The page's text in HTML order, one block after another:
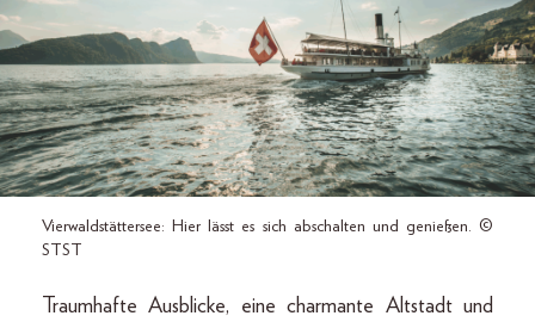
Vierwaldstättersee: Hier lässt es sich abschalten und genießen. ©
STST
Traumhafte Ausblicke, eine charmante Altstadt und